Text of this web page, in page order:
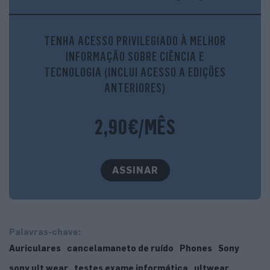
Isolamento de ruído
TENHA ACESSO PRIVILEGIADO À MELHOR
INFORMAÇÃO SOBRE CIÊNCIA E
TECNOLOGIA (INCLUI ACESSO A EDIÇÕES
ANTERIORES)
2,90€/MÊS
ASSINAR
Palavras-chave:
Auriculares
cancelamaneto de ruído Phones
Sony
sony ult wear
testes exame informática ultwear